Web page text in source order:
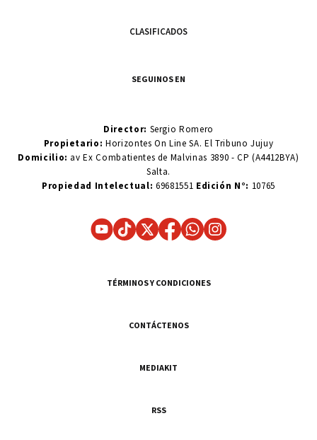
CLASIFICADOS
SEGUINOS EN
Director: Sergio Romero
Propietario:Horizontes On Line SA. El Tribuno Jujuy
Domicilio: av Ex Combatientes de Malvinas 3890 - CP (A4412BYA)
Salta.
Propiedad Intelectual: 69681551 Edición N°: 10765
TÉRMINOS Y CONDICIONES
CONTÁCTENOS
MEDIAKIT
RSS